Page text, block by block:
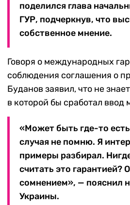
поделился глава
ГУР, подчеркнув, что
собственное мнение.
Говоря о международных
соблюдения соглашения о
Буданов заявил, что не
в которой бы сработал ввод
«Может быть где-то
случая не помню. Я
примеры разбирал.
считать это гарантией?
сомнением», — пояснил
Украины.